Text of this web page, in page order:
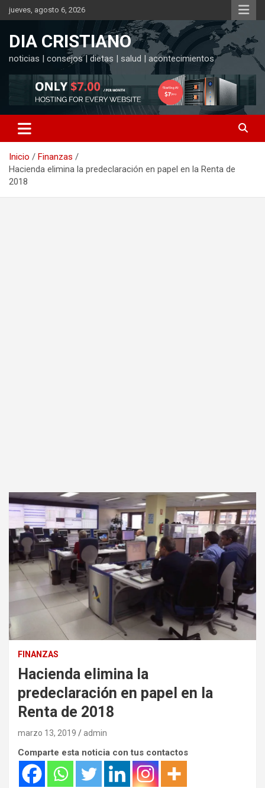
Saltar
al
jueves, agosto 6, 2026
DIA CRISTIANO
noticias | consejos | dietas | salud | acontecimientos
Inicio
Finanzas
Hacienda elimina la predeclaración en papel en la Renta de
2018
FINANZAS
Hacienda elimina la
predeclaración en papel en la
Renta de 2018
marzo 13, 2019 admin
Comparte esta noticia con tus contactos